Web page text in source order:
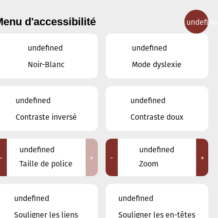
MUSICAL CONTACT
DÉCEMBRE
LUN MER VEN SAM
d'accessibilité
undefined
Noir-Blanc
undefined
Mode dyslexie
undefined
Contraste inversé
undefined
Contraste doux
-
undefined
Taille de police
+ -
undefined
Zoom
+
undefined
Souligner les liens
undefined
Souligner les en-têtes